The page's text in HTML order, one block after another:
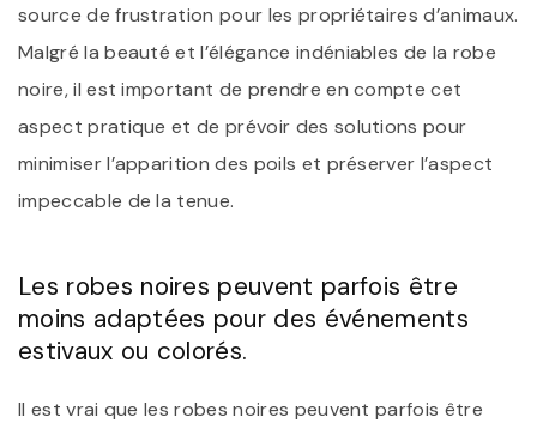
source de frustration pour les propriétaires d’animaux.
Malgré la beauté et l’élégance indéniables de la robe
noire, il est important de prendre en compte cet
aspect pratique et de prévoir des solutions pour
minimiser l’apparition des poils et préserver l’aspect
impeccable de la tenue.
Les robes noires peuvent parfois être
moins adaptées pour des événements
estivaux ou colorés.
Il est vrai que les robes noires peuvent parfois être